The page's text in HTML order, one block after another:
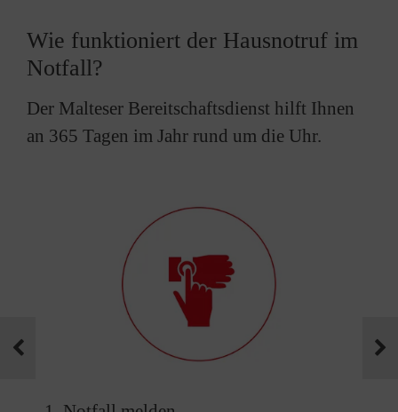
Wie funktioniert der Hausnotruf im
Notfall?
Der Malteser Bereitschaftsdienst hilft Ihnen
an 365 Tagen im Jahr rund um die Uhr.